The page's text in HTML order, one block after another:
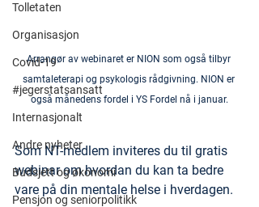
Tolletaten
Organisasjon
Covid-19
#jegerstatsansatt
Internasjonalt
Andre nyheter
Budsjett og økonomi
Pensjon og seniorpolitikk
Arrangør av webinaret er NION som også tilbyr
samtaleterapi og psykologis rådgivning. NION er
også månedens fordel i YS Fordel nå i januar.
Som NT-medlem inviteres du til gratis
webinar om hvordan du kan ta bedre
vare på din mentale helse i hverdagen.